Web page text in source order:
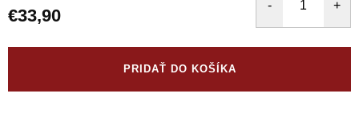
€33,90
PRIDAŤ DO KOŠÍKA